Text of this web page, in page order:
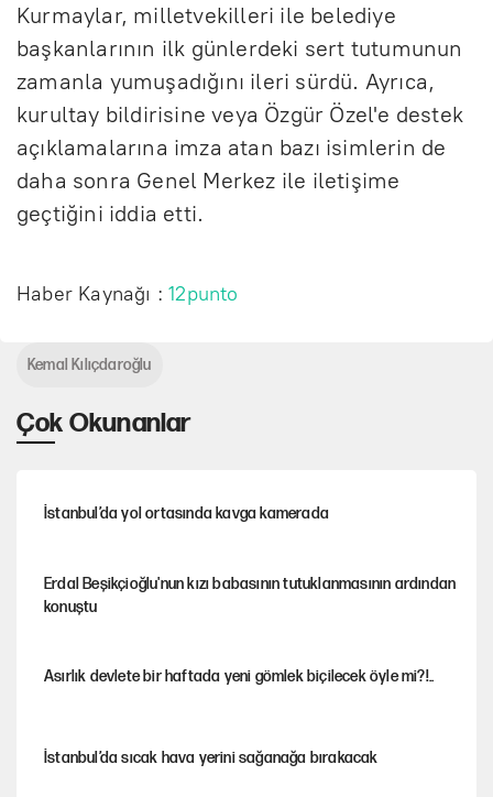
Kurmaylar, milletvekilleri ile belediye
başkanlarının ilk günlerdeki sert tutumunun
zamanla yumuşadığını ileri sürdü. Ayrıca,
kurultay bildirisine veya Özgür Özel'e destek
açıklamalarına imza atan bazı isimlerin de
daha sonra Genel Merkez ile iletişime
geçtiğini iddia etti.
Haber Kaynağı :12punto
Çok Okunanlar
İstanbul’da yol ortasında kavga kamerada
Erdal Beşikçioğlu'nun kızı babasının tutuklanmasının ardından
konuştu
Asırlık devlete bir haftada yeni gömlek biçilecek öyle mi?!..
İstanbul’da sıcak hava yerini sağanağa bırakacak
Kemal Kılıçdaroğlu